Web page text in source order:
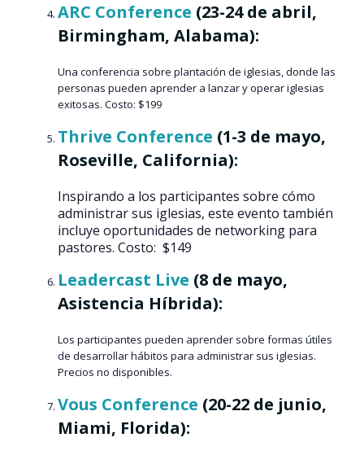
ARC Conference (23-24 de abril,
Birmingham, Alabama):
Una conferencia sobre plantación de iglesias, donde las
personas pueden aprender a lanzar y operar iglesias
exitosas. Costo: $199​​
Thrive Conference (1-3 de mayo,
Roseville, California):
Inspirando a los participantes sobre cómo
administrar sus iglesias, este evento también
incluye oportunidades de networking para
pastores. Costo: $149​​
Leadercast Live (8 de mayo,
Asistencia Híbrida):
Los participantes pueden aprender sobre formas útiles
de desarrollar hábitos para administrar sus iglesias.
Precios no disponibles.
Vous Conference (20-22 de junio,
Miami, Florida):